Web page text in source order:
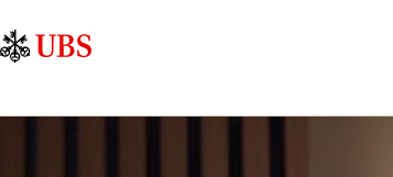
Area
principale